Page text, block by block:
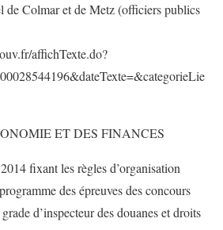
de Colmar et de Metz (officiers publics
affichTexte.do?
ET DES FINANCES
fixant les règles d’organisation
des épreuves des concours
d’inspecteur des douanes et droits